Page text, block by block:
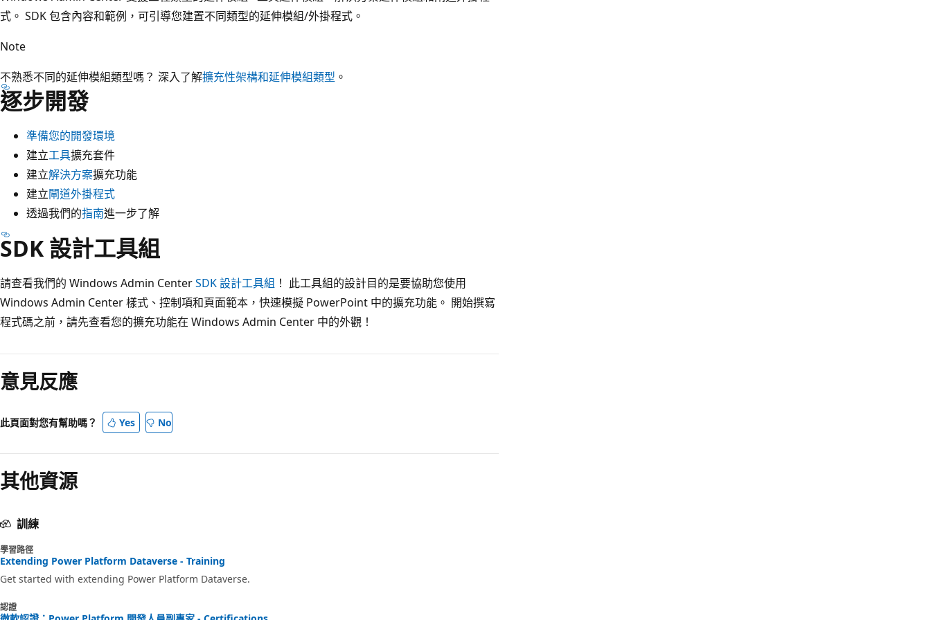
式。 SDK 包含內容和範例，可引導您建置不同類型的延伸模組/外掛程式。
Note
不熟悉不同的延伸模組類型嗎？ 深入了解擴充性架構和延伸模組類型 。
逐步開發
準備您的開發環境
建立工具擴充套件
建立解決方案擴充功能
建立閘道外掛程式
透過我們的指南進一步了解
SDK 設計工具組
請查看我們的 Windows Admin CenterSDK 設計工具組 ！ 此工具組的設計目的是要協助您使用
Windows Admin Center 樣式、控制項和頁面範本，快速模擬 PowerPoint 中的擴充功能。 開始撰寫
程式碼之前，請先查看您的擴充功能在 Windows Admin Center 中的外觀！
讀
模
已
用
意見反應
此頁面對您有幫助嗎？ Yes No
其他資源
訓練
學習路徑
Extending Power Platform Dataverse - Training
Get started with extending Power Platform Dataverse.
認證